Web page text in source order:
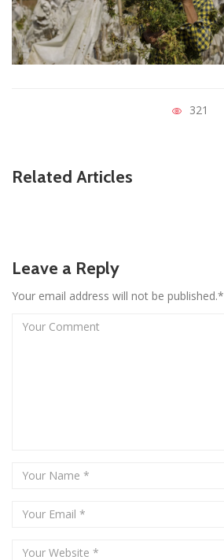
321
Related Articles
Leave a Reply
Your email address will not be published.*